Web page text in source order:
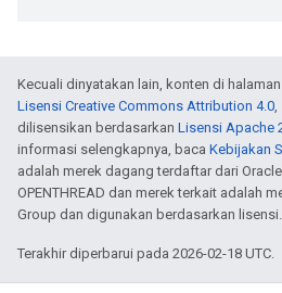
Kecuali dinyatakan lain, konten di
Lisensi Creative Commons Attribution 4.0,
dilisensikan berdasarkan Lisensi Apache
informasi selengkapnya, baca Kebijakan
adalah merek dagang terdaftar dari
OPENTHREAD dan merek terkait adalah
Group dan digunakan berdasarkan lisensi.
Terakhir diperbarui pada 2026-02-18 UTC.